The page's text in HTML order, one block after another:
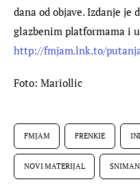
dana od objave. Izdanje
glazbenim platformama i
http://fmjam.lnk.to/
Foto: Mariollic
FMJAM FRENKIE
NOVI MATERIJAL